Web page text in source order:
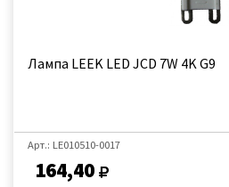
Лампа LEEK LED JCD 7W 4K G9
Арт.: LE010510-0017
164,40